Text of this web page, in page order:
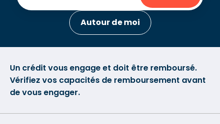
Autour de moi
Un crédit vous engage et doit être remboursé.
Vérifiez vos capacités de remboursement avant
de vous engager.